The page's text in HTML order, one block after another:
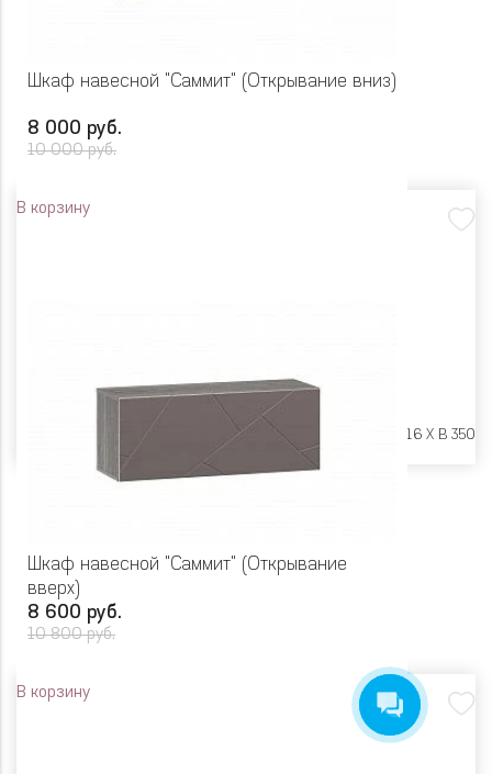
Шкаф навесной "Саммит" (Открывание вниз)
8 000 руб.
10 000 руб.
В корзину
Ш 902 X Г 316 X В 350
Шкаф навесной "Саммит" (Открывание
вверх)
8 600 руб.
10 800 руб.
В корзину